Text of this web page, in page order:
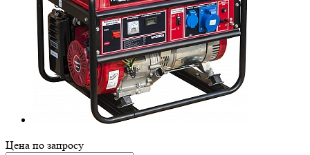
Цена по запросу